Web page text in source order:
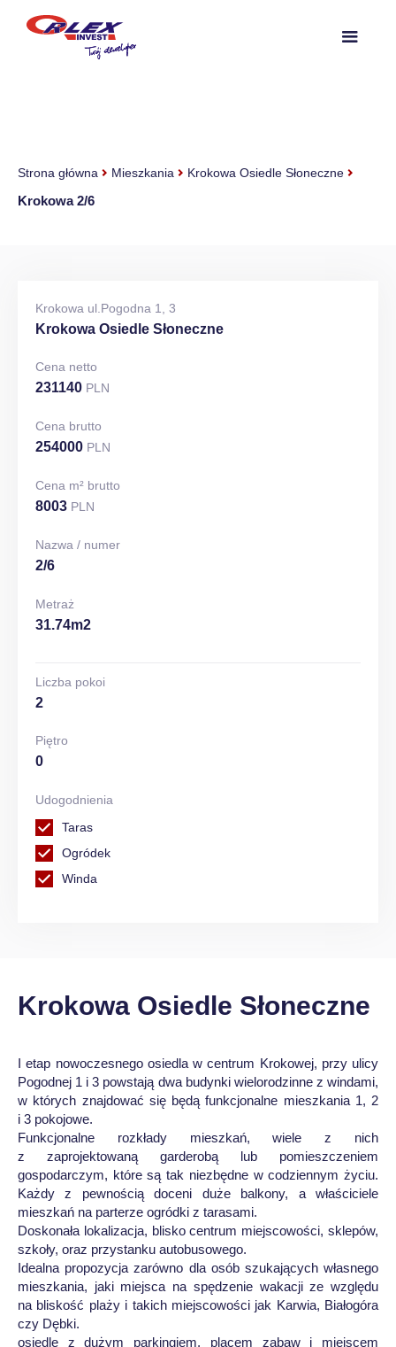
Strona główna Mieszkania Krokowa Osiedle Słoneczne
Krokowa 2/6
Krokowa ul.Pogodna 1, 3
Krokowa Osiedle Słoneczne
Cena netto
231140 PLN
Cena brutto
254000 PLN
Cena m² brutto
8003 PLN
Nazwa / numer
2/6
Metraż
31.74m2
Liczba pokoi
2
Piętro
0
Udogodnienia
Taras
Ogródek
Winda
Krokowa Osiedle Słoneczne
I etap nowoczesnego osiedla w centrum Krokowej, przy ulicy
Pogodnej 1 i 3 powstają dwa budynki wielorodzinne z windami,
w których znajdować się będą funkcjonalne mieszkania 1, 2
i 3 pokojowe.
Funkcjonalne rozkłady mieszkań, wiele z nich
z zaprojektowaną garderobą lub pomieszczeniem
gospodarczym, które są tak niezbędne w codziennym życiu.
Każdy z pewnością doceni duże balkony, a właściciele
mieszkań na parterze ogródki z tarasami.
Doskonała lokalizacja, blisko centrum miejscowości, sklepów,
szkoły, oraz przystanku autobusowego.
Idealna propozycja zarówno dla osób szukających własnego
mieszkania, jaki miejsca na spędzenie wakacji ze względu
na bliskość plaży i takich miejscowości jak Karwia, Białogóra
czy Dębki.
osiedle z dużym parkingiem, placem zabaw i miejscem